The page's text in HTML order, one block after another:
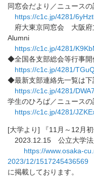
同窓会だより／ニュース
https://c1c.jp/4281/
府大東京同窓会 大阪府
Alumni
https://c1c.jp/4281/
◆全国各支部総会等行事開
https://c1c.jp/4281/
◆最新支部連絡先一覧は下
https://c1c.jp/4281/
学生のひろば／ニュース
https://c1c.jp/4281/
[大学より] 『11月～12月
2023.12.15 公立大学法
https://www.osaka-
2023/12/1517245436569
に掲載しております。